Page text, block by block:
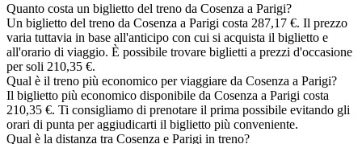
Quanto costa un biglietto del treno da Cosenza a Parigi?
Un biglietto del treno da Cosenza a Parigi costa 287,17 €. Il prezzo
varia tuttavia in base all'anticipo con cui si acquista il biglietto e
all'orario di viaggio. È possibile trovare biglietti a prezzi d'occasione
per soli 210,35 €.
Qual è il treno più economico per viaggiare da Cosenza a Parigi?
Il biglietto più economico disponibile da Cosenza a Parigi costa
210,35 €. Ti consigliamo di prenotare il prima possibile evitando gli
orari di punta per aggiudicarti il biglietto più conveniente.
Qual è la distanza tra Cosenza e Parigi in treno?